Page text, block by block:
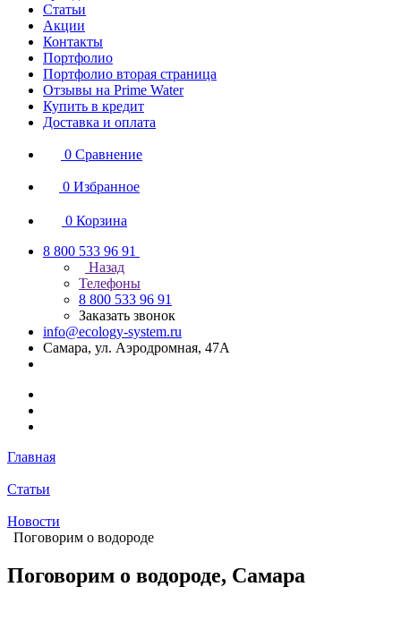
Статьи
Акции
Контакты
Портфолио
Портфолио вторая страница
Отзывы на Prime Water
Купить в кредит
Доставка и оплата
0 Сравнение
0 Избранное
0 Корзина
8 800 533 96 91
Назад
Телефоны
8 800 533 96 91
Заказать звонок
info@ecology-system.ru
Самара, ул. Аэродромная, 47А
Главная
Статьи
Новости
Поговорим о водороде
Поговорим о водороде, Самара